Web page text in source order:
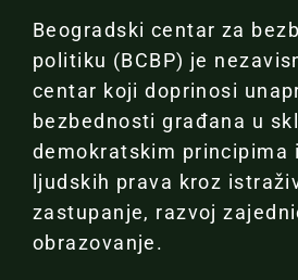
Beogradski centar za
politiku (BCBP) je
centar koji doprinosi
bezbednosti građana u
demokratskim principima
ljudskih prava kroz
zastupanje, razvoj
obrazovanje.